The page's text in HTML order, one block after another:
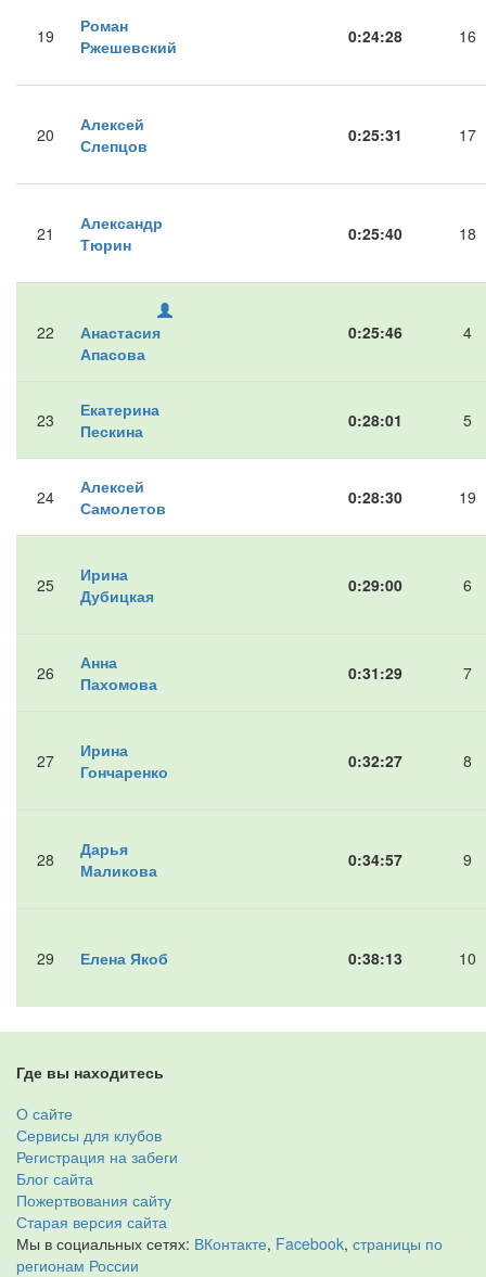
19
Роман
Ржешевский
0:24:28 16
20
Алексей
Слепцов
0:25:31 17
21
Александр
Тюрин
0:25:40 18
22
Анастасия
Апасова
0:25:46 4
23
Екатерина
Пескина
0:28:01 5
24
Алексей
Самолетов
0:28:30 19
25
Ирина
Дубицкая
0:29:00 6
26
Анна
Пахомова
0:31:29 7
27
Ирина
Гончаренко
0:32:27 8
28
Дарья
Маликова
0:34:57 9
29 Елена Якоб 0:38:13 10
Где вы находитесь
О сайте
Сервисы для клубов
Регистрация на забеги
Блог сайта
Пожертвования сайту
Старая версия сайта
Мы в социальных сетях: ВКонтакте, Facebook, страницы по
регионам России